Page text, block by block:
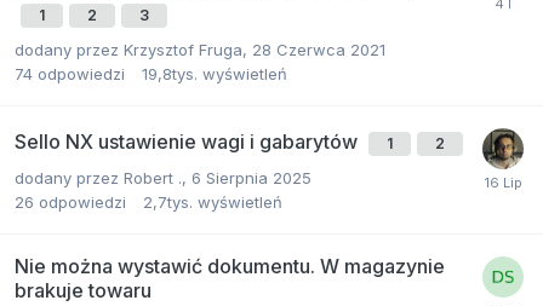
1 2 3
dodany przez Krzysztof Fruga, 28 Czerwca 2021
74 odpowiedzi 19,8tys. wyświetleń
Sello NX ustawienie wagi i gabarytów 1 2
dodany przez Robert ., 6 Sierpnia 2025
26 odpowiedzi 2,7tys. wyświetleń
Nie można wystawić dokumentu. W magazynie
brakuje towaru